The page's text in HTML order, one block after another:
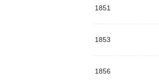
1851
1853
1856